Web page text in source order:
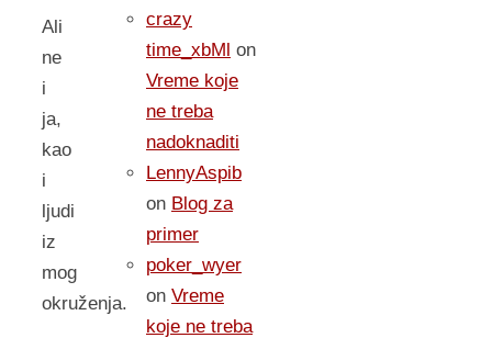
Ali
ne
i
ja,
kao
i
ljudi
iz
mog
okruženja.
crazy
time_xbMl on
Vreme koje
ne treba
nadoknaditi
LennyAspib
on Blog za
primer
poker_wyer
on Vreme
koje ne treba